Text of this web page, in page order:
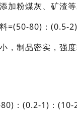
加粉煤灰、矿渣等
=(50-80)：(0.5-
，制品密实，强
：(0.2-1)：